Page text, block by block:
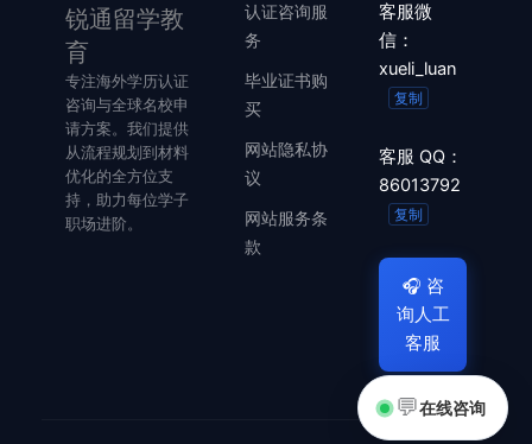
锐通留学教
育
专注海外学历认证
咨询与全球名校申
请方案。我们提供
从流程规划到材料
优化的全方位支
持，助力每位学子
职场进阶。
认证咨询服
务
毕业证书购
买
网站隐私协
议
网站服务条
款
客服微
信：
xueli_luan
复制
客服 QQ：
86013792
复制
🎧 咨
询人工
客服
💬在线咨询